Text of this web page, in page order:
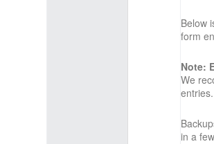
Below
form
Note:
We
entries.
in a